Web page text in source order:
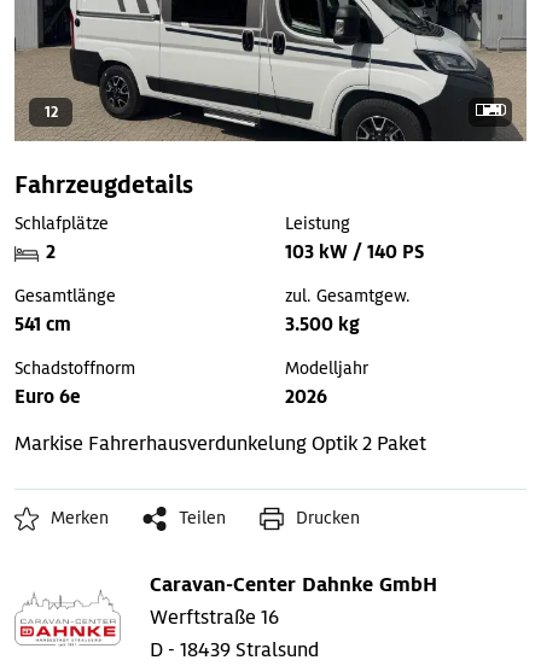
12
Fahrzeugdetails
Schlafplätze
2
Leistung
103 kW / 140 PS
Gesamtlänge
541 cm
zul. Gesamtgew.
3.500 kg
Schadstoffnorm
Euro 6e
Modelljahr
2026
Markise FahrerhausverdunkelungOptik 2 Paket
Merken Teilen Drucken
Caravan-Center Dahnke GmbH
Werftstraße 16
D - 18439 Stralsund